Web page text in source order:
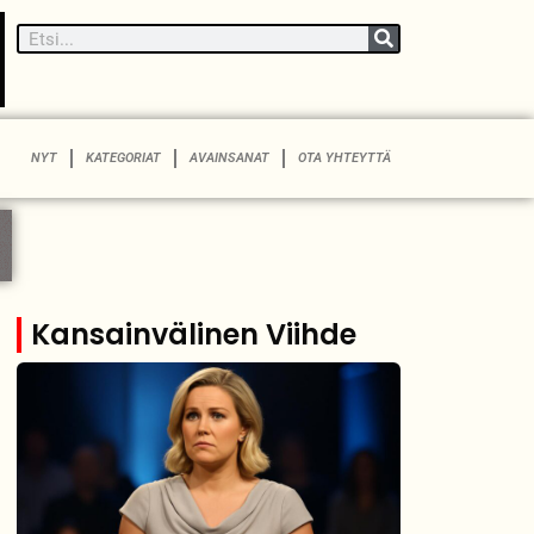
NYT KATEGORIAT AVAINSANAT OTA YHTEYTTÄ
Kansainvälinen Viihde